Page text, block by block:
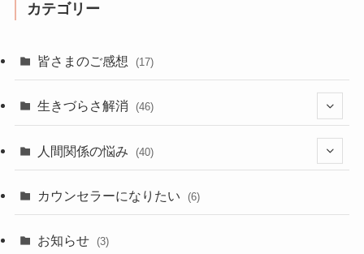
カテゴリー
皆さまのご感想 (17)
生きづらさ解消 (46)
(3)
人間関係の悩み (40)
カウンセラーになりたい (6)
お知らせ (3)